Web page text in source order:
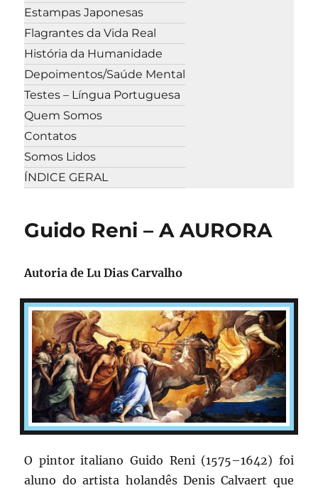
Estampas Japonesas
Flagrantes da Vida Real
História da Humanidade
Depoimentos/Saúde Mental
Testes – Língua Portuguesa
Quem Somos
Contatos
Somos Lidos
ÍNDICE GERAL
Guido Reni – A AURORA
Autoria deLu Dias Carvalho
O pintor italiano Guido Reni (1575–1642) foi
aluno do artista holandês Denis Calvaert que